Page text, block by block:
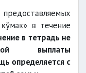
в течение
в тетрадь не
выплаты
определяется с